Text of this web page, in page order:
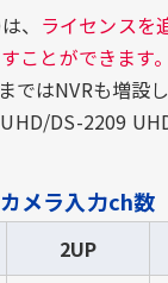
、 ライセンスを
ことができます。
ではNVRも増設
DS-2209
メラ入力ch数
2UP